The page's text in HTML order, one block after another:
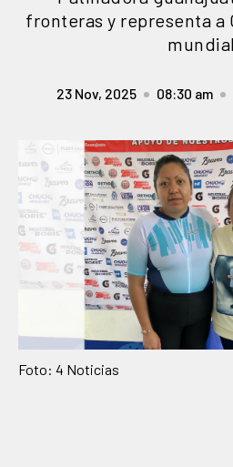
fronteras y representa a
23 Nov, 2025 08:30 am
Foto: 4 Noticias